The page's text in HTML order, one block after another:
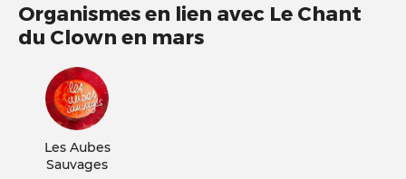
Organismes en lien avec Le Chant
du Clown en mars
Les Aubes
Sauvages